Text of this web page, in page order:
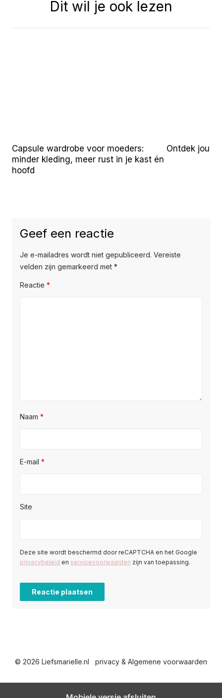
Dit wil je ook lezen
Capsule wardrobe voor moeders:
minder kleding, meer rust in je kast én
hoofd
Ontdek jouw
Geef een reactie
Je e-mailadres wordt niet gepubliceerd. Vereiste
velden zijn gemarkeerd met *
Reactie *
Naam *
E-mail *
Site
Deze site wordt beschermd door reCAPTCHA en het Google
privacybeleid en servicevoorwaarden zijn van toepassing.
© 2026 Liefsmarielle.nl privacy & Algemene voorwaarden